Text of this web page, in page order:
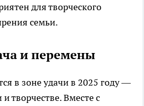
для творческого
семьи.
и перемены
в зоне удачи в 2025 году —
творчестве. Вместе с